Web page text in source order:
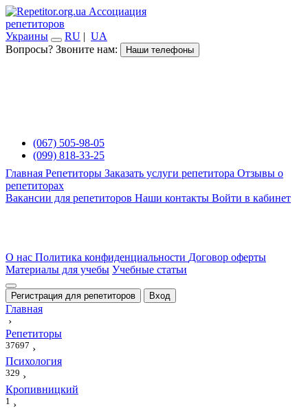
Ассоциация
репетиторов
Украины
RU | UA
Вопросы? Звоните нам:
Наши телефоны
(067) 505-98-05
(099) 818-33-25
Главная Репетиторы Заказать услуги репетитора Отзывы о
репетиторах
Вакансии для репетиторов Наши контакты Войти в кабинет
О нас Политика конфиденциальности Договор оферты
Материалы для учебы Учебные статьи
Регистрация для репетиторов Вход
Главная
›
Репетиторы
37697 ›
Психология
329 ›
Кропивницкий
1 ›